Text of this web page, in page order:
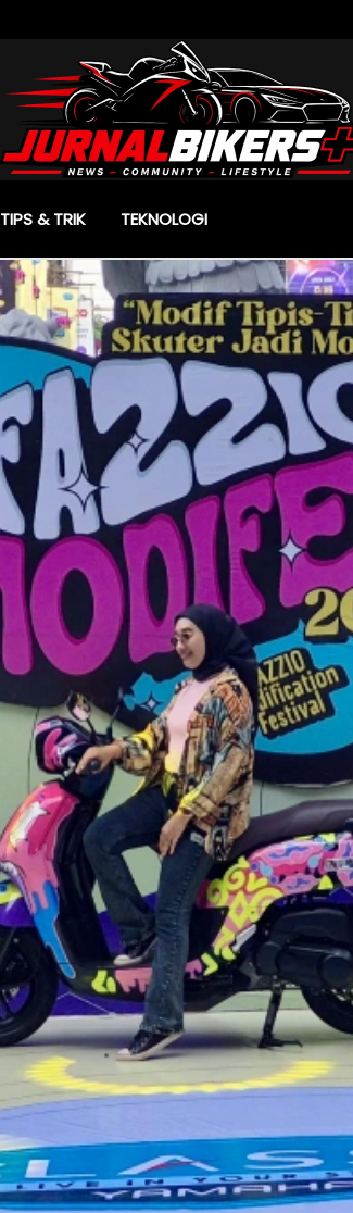
TIPS & TRIK TEKNOLOGI